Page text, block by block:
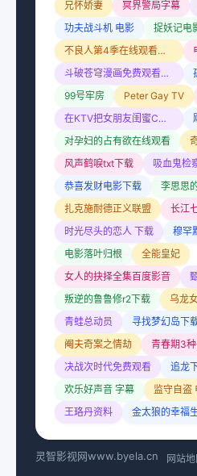
兄怀娇妻
冥界警局字幕
功夫战斗机 电影
捉妖记电
不良人第4季在线观看完整版
斗破苍穹漫画免费观看完整版
99号牢房
Peter Gay TV
在KTV把女朋友闺蜜C了H
对孕妇的占有欲在线观看
风声鹤唳txt下载
吸血鬼检
恭喜发财电影下载
李思思
扎克施耐德正义联盟
长江
时光尽头的恋人 下载
穆罕
电影落叶归根
全能皇妃
女人的抉择全集百度影音
叛逆的鲁鲁修r2下载
乌龙
青蛙总动员
寻找梦幻岛下
阉夫奇案之情劫
青春期3
决战次时代免费观看
追龙
欢乐好声音 字幕
监守自盗
王珞丹资料
金太狼的幸福
灵智影视网www.byela.cn 网站地